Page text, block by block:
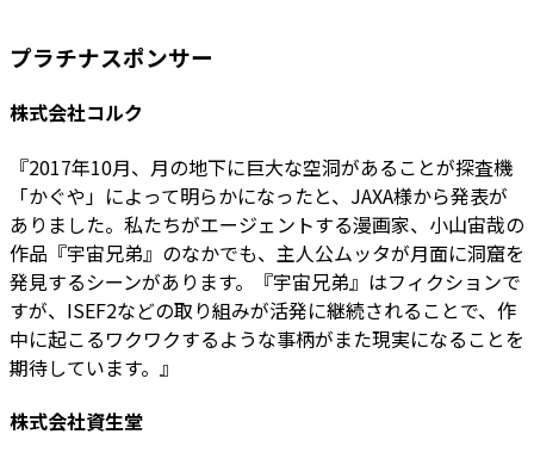
プラチナスポンサー
株式会社コルク
『2017年10月、月の地下に巨大な空洞があることが探査機
「かぐや」によって明らかになったと、JAXA様から発表が
ありました。私たちがエージェントする漫画家、小山宙哉の
作品『宇宙兄弟』のなかでも、主人公ムッタが月面に洞窟を
発見するシーンがあります。『宇宙兄弟』はフィクションで
すが、ISEF2などの取り組みが活発に継続されることで、作
中に起こるワクワクするような事柄がまた現実になることを
期待しています。』
株式会社資生堂